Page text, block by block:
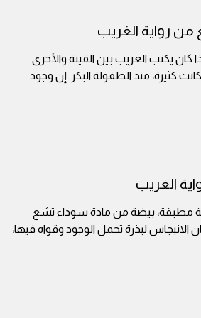
من رواية الغريب
كان يكتب الغريب بين الفينة والأخرى.
كثيرة، منذ الطفولة البكر. إن وجود
الغريب
بيضة من مادة سوداء تشع
لبذرة تحمل الوجود وقواه فيها،